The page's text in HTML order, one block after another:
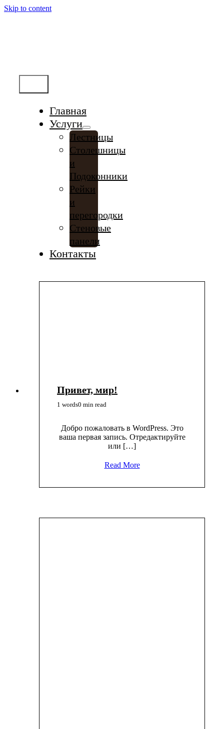
Skip to content
Главная
Услуги
Лестницы
Столешницы
и
Подоконники
Рейки
и
перегородки
Стеновые
панели
Контакты
Привет, мир!
1 words0 min read
Добро пожаловать в WordPress. Это
ваша первая запись. Отредактируйте
или […]
Read More